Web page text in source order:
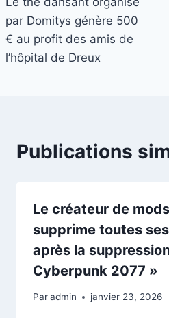
de
l’article
par Domitys génère 500
€ au profit des amis de
l’hôpital de Dreux
Publications
Le créateur de
supprime toutes
après la
Cyberpunk 2077 »
Paradmin janvier 23, 2026